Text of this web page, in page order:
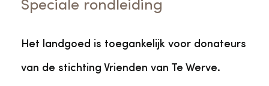
Speciale rondleiding
Het landgoed is toegankelijk voor donateurs
van de stichting Vrienden van Te Werve.